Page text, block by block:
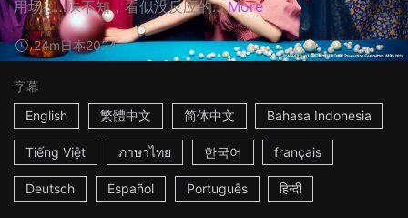
用场……殊不知，看似没反应的... More
24m日本2024
字幕
English
繁體中文 简体中文 Bahasa Indonesia
Tiếng Việt ภาษาไทย 한국어 français
Deutsch Español Português हिन्दी